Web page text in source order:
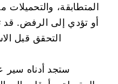
المتطابقة،
أو تؤدي إلى الرفض.
التحقق قبل
ستجد أدناه سير